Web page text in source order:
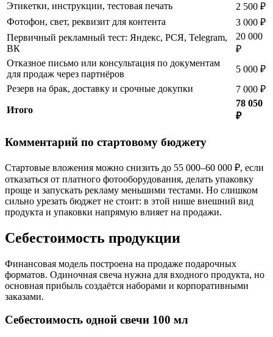
Этикетки, инструкции, тестовая печать
2 500 ₽
Фотофон, свет, реквизит для контента
3 000 ₽
Первичный рекламный тест: Яндекс, РСЯ, Telegram,
ВК
20 000
₽
Отказное письмо или консультация по документам
для продаж через партнёров
5 000 ₽
Резерв на брак, доставку и срочные докупки
7 000 ₽
Итого
78 050
₽
Комментарий по стартовому бюджету
Стартовые вложения можно снизить до 55 000–60 000 ₽, если
отказаться от платного фотооборудования, делать упаковку
проще и запускать рекламу меньшими тестами. Но слишком
сильно урезать бюджет не стоит: в этой нише внешний вид
продукта и упаковки напрямую влияет на продажи.
Себестоимость продукции
Финансовая модель построена на продаже подарочных
форматов. Одиночная свеча нужна для входного продукта, но
основная прибыль создаётся наборами и корпоративными
заказами.
Себестоимость одной свечи 100 мл